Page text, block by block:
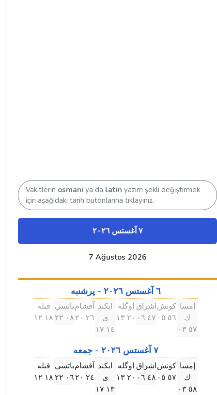
Vakitlerin osmani ya da latin yazım şekli değiştirmek
için aşağıdaki tarih butonlarına tıklayınız.
٧ آغستس ۲۰۲٦
7 Ağustos 2026
٦ آغستس ۲۰۲٦ - پرشنبه
إمسا
ك
٥٧ ۰۳
كونش
٥٦ ۰٥
اشراق
٤٧ ۰٦
اوگله
۲۰ ۱۳
ايكند
ى
۱٤ ۱٧
آقشام
۲٦ ۲۰
ياتسي
۰٨ ۲۲
قبله
۱٨ ۱۲
٧ آغستس ۲۰۲٦ - جمعه
إمسا
ك
٥٨ ۰۳
كونش
٥٧ ۰٥
اشراق
٤٨ ۰٦
اوگله
۲۰ ۱۳
ايكند
ى
۱۳ ۱٧
آقشام
۲٤ ۲۰
ياتسي
۰٦ ۲۲
قبله
۱٨ ۱۲